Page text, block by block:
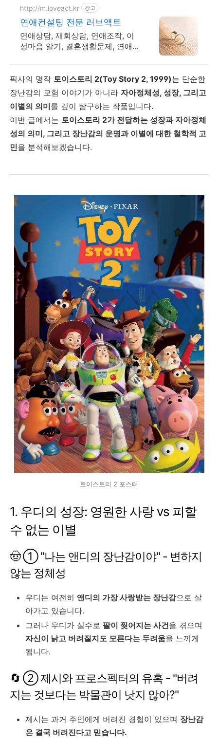
http://m.loveact.kr 광고
연애컨설팅 전문 러브액트
연애상담, 재회상담, 연애조작, 이
성마음 알기, 결혼생활문제, 연애
픽사의 명작 토이스토리 2(Toy Story 2, 1999)는 단순한
장난감의 모험 이야기가 아니라 자아정체성, 성장, 그리고
이별의 의미를 깊이 탐구하는 작품입니다.
이번 글에서는 토이스토리 2가 전달하는 성장과 자아정체
성의 의미, 그리고 장난감의 운명과 이별에 대한 철학적 고
민을 분석해보겠습니다.
토이스토리 2 포스터
1. 우디의 성장: 영원한 사랑 vs 피할
수 없는 이별
🤠 ① "나는 앤디의 장난감이야" - 변하지
않는 정체성
우디는 여전히 앤디의 가장 사랑받는 장난감으로 살
아가고 있습니다.
그러나 우디가 실수로 팔이 찢어지는 사건을 겪으며
자신이 낡고 버려질지도 모른다는 두려움을 느끼게
됩니다.
🔄 ② 제시와 프로스펙터의 유혹 - "버려
지는 것보다는 박물관이 낫지 않아?"
제시는 과거 주인에게 버려진 경험이 있으며 장난감
은 결국 버려진다고 믿습니다.